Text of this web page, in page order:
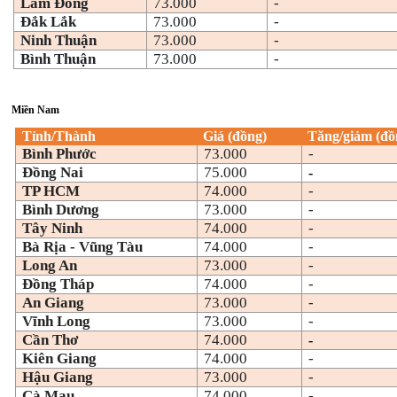
Đắk Lắk
73.000
-
Ninh Thuận
73.000
-
Bình Thuận
73.000 -
Miền Nam
Tỉnh/Thành Giá (đồng) Tăng/giảm
Bình Phước 73.000
-
Đồng Nai
75.000 -
TP HCM 74.000
-
Bình Dương
73.000
-
Tây Ninh
74.000
-
Bà Rịa - Vũng Tàu
74.000
-
Long An
73.000
-
Đồng Tháp
74.000
-
An Giang
73.000
-
Vĩnh Long
73.000
-
Cần Thơ
74.000 -
Kiên Giang 74.000
-
Hậu Giang
73.000
-